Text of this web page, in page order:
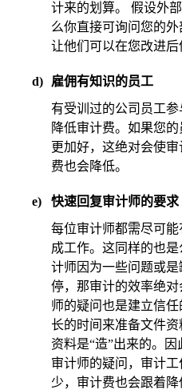
计来的划算。 假设外
么你直接可询问您的外
让他们可以在您改进后
d)
雇佣有知识的员工
有受训过的公司员工
降低审计费。如果您
更加好，这绝对会使
费也会降低。
e)
快速回复审计师的要求
每位审计师都需尽可
成工作。这同样的也
计师因为一些问题或
停，那审计的效率绝
师的疑问也是建立信
长的时间来准备文件
资料是“造”出来的。
审计师的疑问，审计
少，审计费也会跟着降